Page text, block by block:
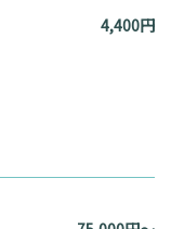
4,400円